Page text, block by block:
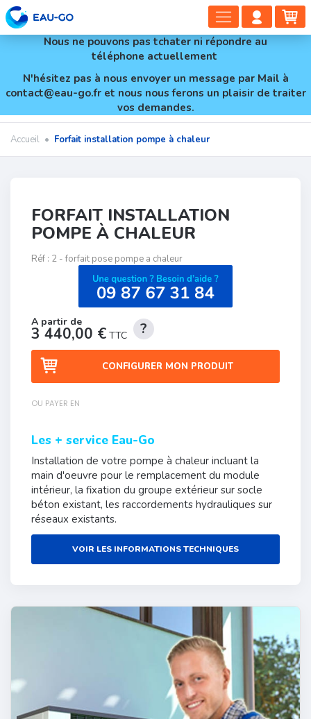
Nous ne pouvons pas tchater ni répondre au
téléphone actuellement
N'hésitez pas à nous envoyer un message par Mail à
contact@eau-go.fr et nous nous ferons un plaisir de traiter
vos demandes.
DÉPLIER
LA
Accueil • Forfait installation pompe à chaleur
FORFAIT INSTALLATION
POMPE À CHALEUR
Réf : 2 - forfait pose pompe a chaleur
3 440,00 € TTC
CONFIGURER MON PRODUIT
OU PAYER EN
Les + service Eau-Go
Installation de votre pompe à chaleur incluant la
main d'oeuvre pour le remplacement du module
intérieur, la fixation du groupe extérieur sur socle
béton existant, les raccordements hydrauliques sur
réseaux existants.
VOIR LES INFORMATIONS TECHNIQUES